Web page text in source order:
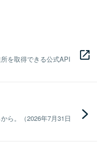
を取得できる公式API
ら。（2026年7月31日